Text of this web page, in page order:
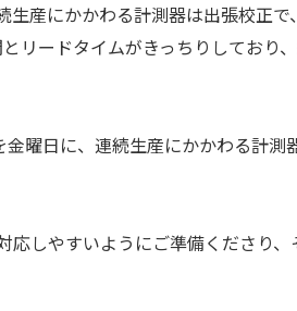
産にかかわる計測器は出張校正
リードタイムがきっちりしており
曜日に、連続生産にかかわる計測
しやすいようにご準備くださり